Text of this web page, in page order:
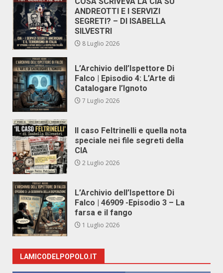
ANDREOTTI E I SERVIZI
SEGRETI? – DI ISABELLA
SILVESTRI
8 Luglio 2026
L’Archivio dell’Ispettore Di
Falco | Episodio 4: L’Arte di
Catalogare l’Ignoto
7 Luglio 2026
Il caso Feltrinelli e quella nota
speciale nei file segreti della
CIA
2 Luglio 2026
L’Archivio dell’Ispettore Di
Falco | 46909 -Episodio 3 – La
farsa e il fango
1 Luglio 2026
LAMICODELPOPOLO.IT